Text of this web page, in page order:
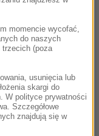
walk w
Syrii, gdzie
między
ocenił
momencie wycofać,
do naszych
trzecich (poza
usunięcia lub
skargi do
W polityce prywatności
Szczegółowe
znajdują się w